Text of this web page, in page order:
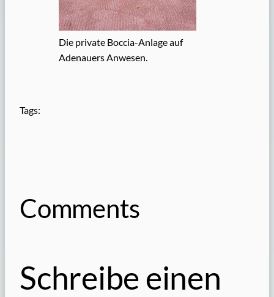
Die private Boccia-Anlage auf
Adenauers Anwesen.
Tags:
Comments
Schreibe einen